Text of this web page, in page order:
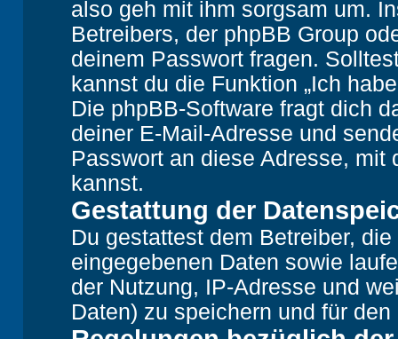
also geh mit ihm sorgsam um.
Betreibers, der phpBB Group
deinem Passwort fragen.
kannst du die Funktion „Ich
Die phpBB-Software fragt dich
deiner E-Mail-Adresse und
Passwort an diese Adresse, mit
kannst.
Gestattung der
Du gestattest dem Betreiber,
eingegebenen Daten sowie
der Nutzung, IP-Adresse und
Daten) zu speichern und für